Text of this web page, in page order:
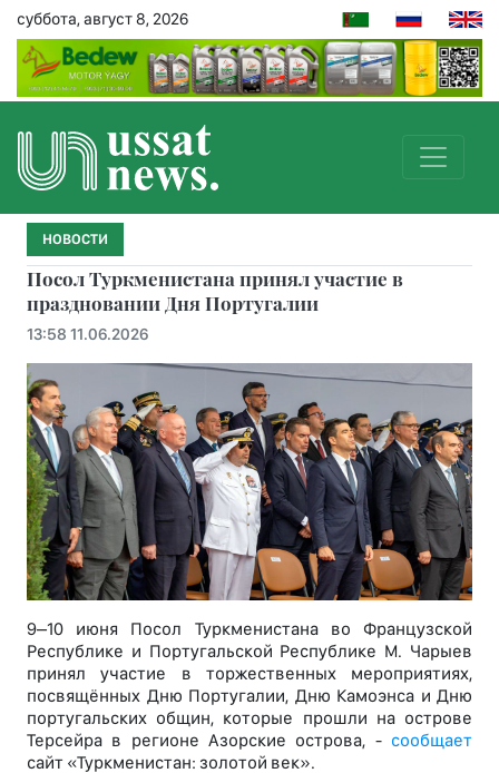
суббота, август 8, 2026
НОВОСТИ
Посол Туркменистана принял участие в
праздновании Дня Португалии
13:58 11.06.2026
9–10 июня Посол Туркменистана во Французской
Республике и Португальской Республике М. Чарыев
принял участие в торжественных мероприятиях,
посвящённых Дню Португалии, Дню Камоэнса и Дню
португальских общин, которые прошли на острове
Терсейра в регионе Азорские острова, - сообщает
сайт «Туркменистан: золотой век».